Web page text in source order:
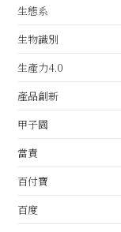
生態系
生物識別
生產力4.0
產品創新
甲子園
當責
百付寶
百度